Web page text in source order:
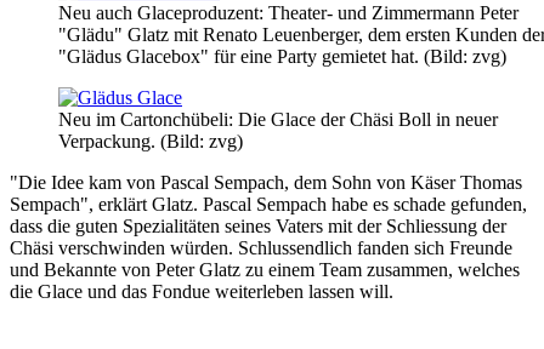
Neu auch Glaceproduzent: Theater- und Zimmermann Peter
"Glädu" Glatz mit Renato Leuenberger, dem ersten Kunden
"Glädus Glacebox" für eine Party gemietet hat. (Bild: zvg)
Neu im Cartonchübeli: Die Glace der Chäsi Boll in neuer
Verpackung. (Bild: zvg)
"Die Idee kam von Pascal Sempach, dem Sohn von Käser Thomas
Sempach", erklärt Glatz. Pascal Sempach habe es schade gefunden,
dass die guten Spezialitäten seines Vaters mit der Schliessung der
Chäsi verschwinden würden. Schlussendlich fanden sich Freunde
und Bekannte von Peter Glatz zu einem Team zusammen, welches
die Glace und das Fondue weiterleben lassen will.